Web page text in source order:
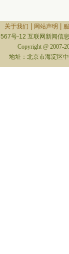
关于我们 网站声明
号-12 互联网新闻信
Copyright @ 2007-
地址：北京市海淀区